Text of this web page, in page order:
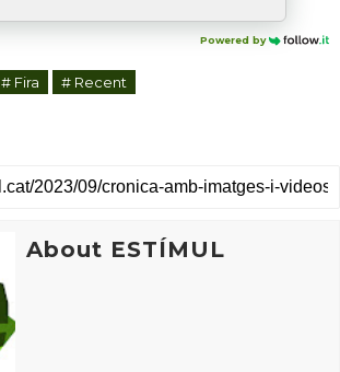
Powered by
# Fira # Recent
About ESTÍMUL